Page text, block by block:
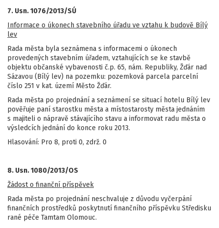
7. Usn. 1076/2013/SÚ
Informace o úkonech stavebního úřadu ve vztahu k budově Bílý
lev
Rada města byla seznámena s informacemi o úkonech
provedených stavebním úřadem, vztahujících se ke stavbě
objektu občanské vybavenosti č.p. 65, nám. Republiky, Žďár nad
Sázavou (Bílý lev) na pozemku: pozemková parcela parcelní
číslo 251 v kat. území Město Žďár.
Rada města po projednání a seznámení se situací hotelu Bílý lev
pověřuje paní starostku města a místostarosty města jednáním
s majiteli o nápravě stávajícího stavu a informovat radu města o
výsledcích jednání do konce roku 2013.
Hlasování: Pro 8, proti 0, zdrž. 0
8. Usn. 1080/2013/OS
Žádost o finanční příspěvek
Rada města po projednání neschvaluje z důvodu vyčerpání
finančních prostředků poskytnutí finančního příspěvku Středisku
rané péče Tamtam Olomouc.